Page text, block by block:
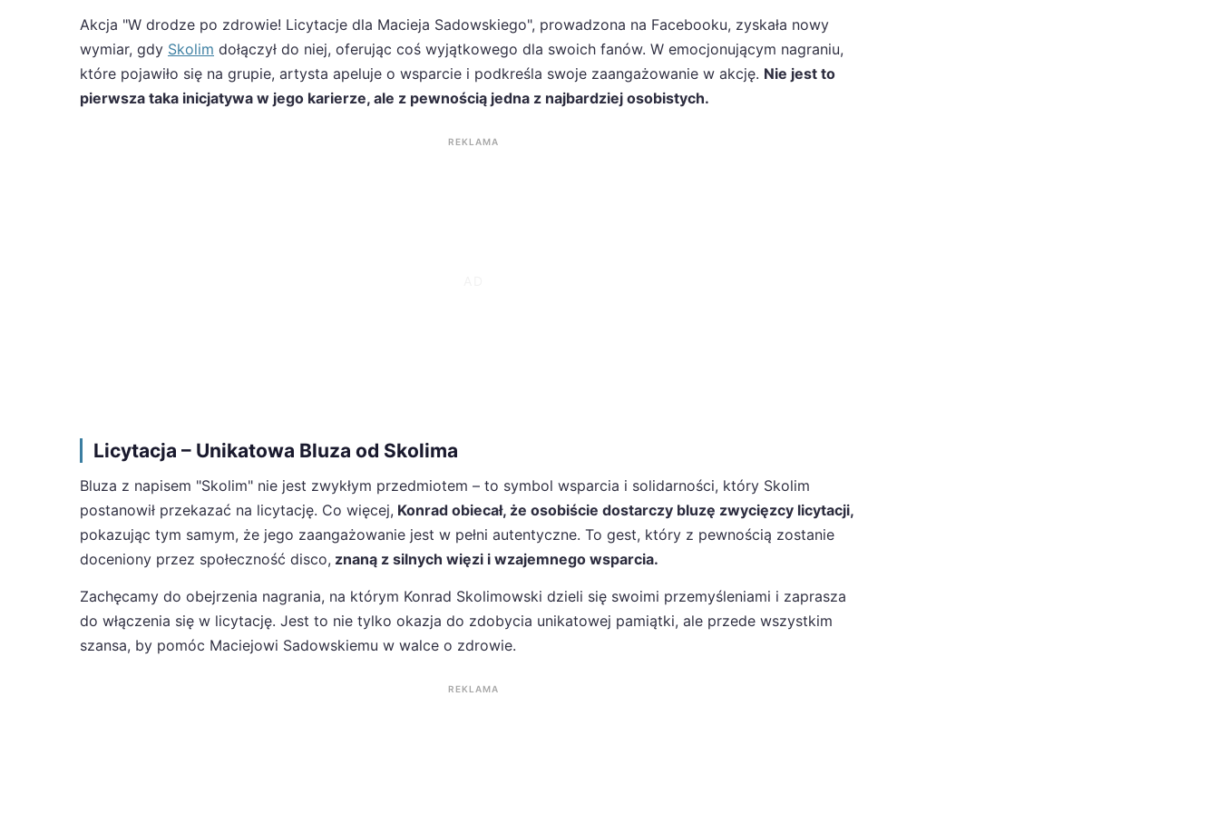
Akcja "W drodze po zdrowie! Licytacje dla Macieja Sadowskiego", prowadzona na Facebooku, zyskała nowy
wymiar, gdy Skolim dołączył do niej, oferując coś wyjątkowego dla swoich fanów. W emocjonującym nagraniu,
które pojawiło się na grupie, artysta apeluje o wsparcie i podkreśla swoje zaangażowanie w akcję. Nie jest to
pierwsza taka inicjatywa w jego karierze, ale z pewnością jedna z najbardziej osobistych.
REKLAMA
Licytacja – Unikatowa Bluza od Skolima
Bluza z napisem "Skolim" nie jest zwykłym przedmiotem – to symbol wsparcia i solidarności, który Skolim
postanowił przekazać na licytację. Co więcej, Konrad obiecał, że osobiście dostarczy bluzę zwycięzcy licytacji,
pokazując tym samym, że jego zaangażowanie jest w pełni autentyczne. To gest, który z pewnością zostanie
doceniony przez społeczność disco, znaną z silnych więzi i wzajemnego wsparcia.
Zachęcamy do obejrzenia nagrania, na którym Konrad Skolimowski dzieli się swoimi przemyśleniami i zaprasza
do włączenia się w licytację. Jest to nie tylko okazja do zdobycia unikatowej pamiątki, ale przede wszystkim
szansa, by pomóc Maciejowi Sadowskiemu w walce o zdrowie.
REKLAMA